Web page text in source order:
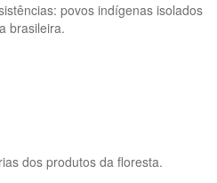
povos indígenas isolados
brasileira.
dos produtos da floresta.